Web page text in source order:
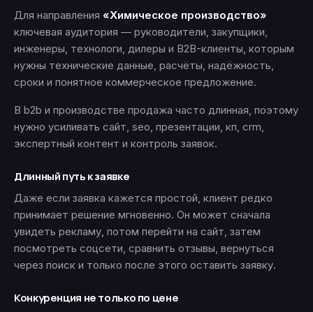
Для направления «Химическое производство»
ключевая аудитория — руководители, закупщики,
инженеры, технологи, дилеры и B2B-клиенты, которым
нужны технические данные, расчёты, надёжность,
сроки и понятное коммерческое предложение.
В b2b и производстве продажа часто длинная, поэтому
нужно усиливать сайт, seo, презентации, кп, crm,
экспертный контент и контроль заявок.
Длинный путь к заявке
Даже если заявка кажется простой, клиент редко
принимает решение мгновенно. Он может сначала
увидеть рекламу, потом перейти на сайт, затем
посмотреть соцсети, сравнить отзывы, вернуться
через поиск и только после этого оставить заявку.
Конкуренция не только по цене